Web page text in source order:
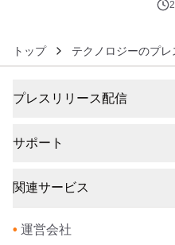
ィ
初
トップ テクノロジーのプ
プレスリリース配信
サポート
関連サービス
• 運営会社